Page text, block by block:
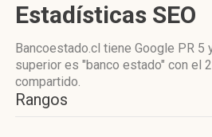
Estadísticas SEO
Bancoestado.cl tiene Google PR 5
superior es "banco estado" con el
compartido.
Rangos